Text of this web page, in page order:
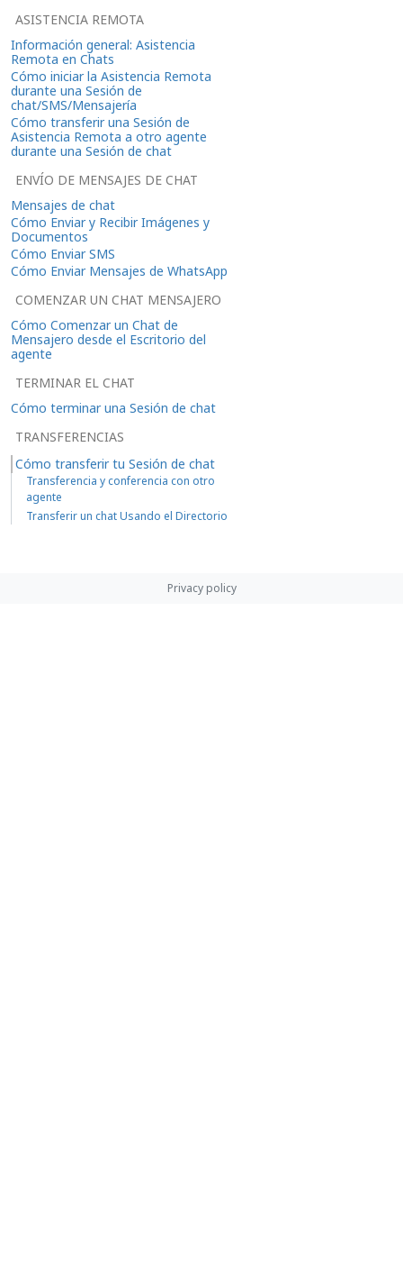
ASISTENCIA REMOTA
Información general: Asistencia
Remota en Chats
Cómo iniciar la Asistencia Remota
durante una Sesión de
chat/SMS/Mensajería
Cómo transferir una Sesión de
Asistencia Remota a otro agente
durante una Sesión de chat
ENVÍO DE MENSAJES DE CHAT
Mensajes de chat
Cómo Enviar y Recibir Imágenes y
Documentos
Cómo Enviar SMS
Cómo Enviar Mensajes de WhatsApp
COMENZAR UN CHAT MENSAJERO
Cómo Comenzar un Chat de
Mensajero desde el Escritorio del
agente
TERMINAR EL CHAT
Cómo terminar una Sesión de chat
TRANSFERENCIAS
Cómo transferir tu Sesión de chat
Transferencia y conferencia con otro
agente
Transferir un chat Usando el Directorio
Privacy policy